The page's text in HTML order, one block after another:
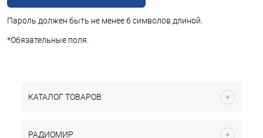
Пароль должен быть не менее 6 символов длиной.
*Обязательные поля.
КАТАЛОГ ТОВАРОВ
РАДИОМИР